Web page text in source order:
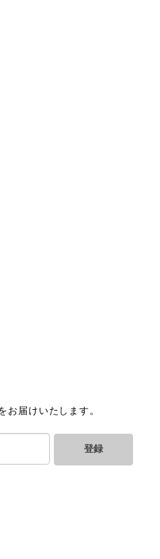
素敵な時計でとても
送と綺麗な商品ばか
ありがとうございま
とうございました！
お届けいたします。
登録